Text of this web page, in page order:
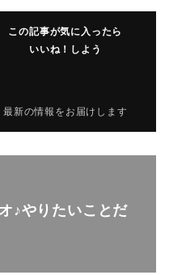
この記事が気に入ったら
いいね！しよう
最新の情報をお届けします
♪やりたいことだ